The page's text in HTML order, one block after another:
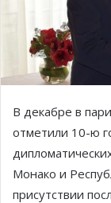
В декабре в
отметили 10-ю
Монако и
присутствии